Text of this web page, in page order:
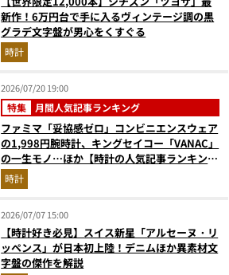
新作！6万円台で手に入るヴィンテージ調の黒
グラデ文字盤が男心をくすぐる
時計
2026/07/20 19:00
特集 月間人気記事ランキング
ファミマ「妥協感ゼロ」コンビニエンスウェア
の1,998円腕時計、キングセイコー「VANAC」
の一生モノ…ほか【時計の人気記事ランキング
ベスト3】（2026年6月版）
時計
2026/07/07 15:00
【時計好き必見】スイス新星「アルセーヌ・リ
ッペンス」が日本初上陸！デニムほか異素材文
字盤の傑作を解説